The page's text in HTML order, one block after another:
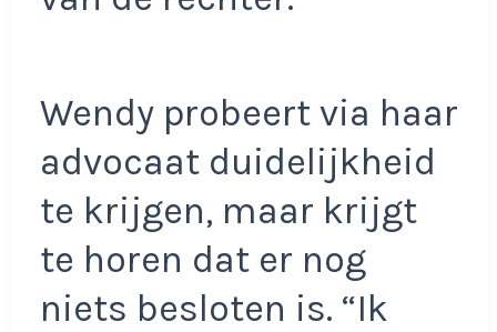
Wendy probeert via haar
advocaat duidelijkheid
te krijgen, maar krijgt
te horen dat er nog
niets besloten is. “Ik